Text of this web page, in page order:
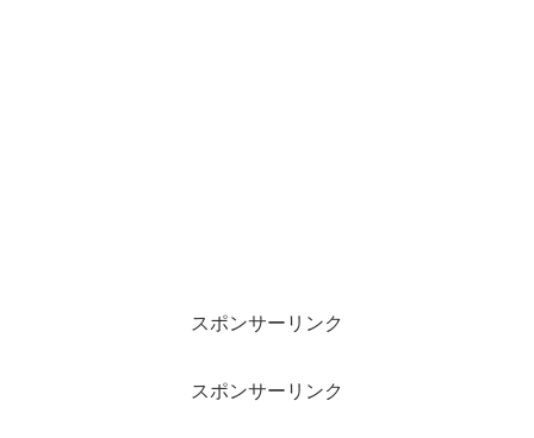
スポンサーリンク
スポンサーリンク